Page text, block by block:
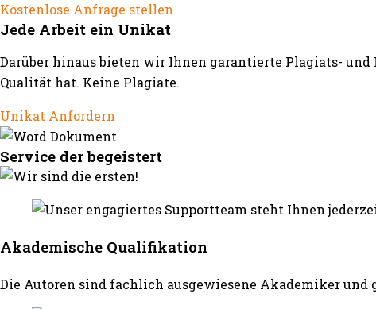
Kostenlose Anfrage stellen
Jede Arbeit ein Unikat
Darüber hinaus bieten wir Ihnen garantierte Plagiats-
Qualität hat. Keine Plagiate.
Unikat Anfordern
Service der begeistert
Akademische Qualifikation
Die Autoren sind fachlich ausgewiesene Akademiker